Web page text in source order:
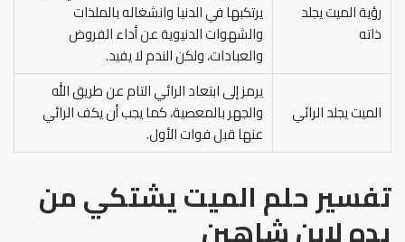
رؤية الميت يجلد
ذاته
يرتكبها في الدنيا وانشغاله بالملذات
والشهوات الدنيوية عن أداء الفروض
والعبادات، ولكن الندم لا يفيد.
الميت يجلد الرائي
يرمز إلى ابتعاد الرائي التام عن طريق الله
والجهر بالمعصية، كما يجب أن يكف الرائي
عنها قبل فوات الأول.
تفسير حلم الميت يشتكي من